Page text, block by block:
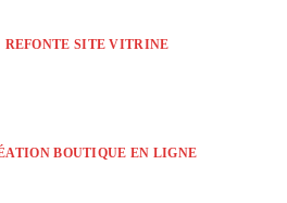
REFONTE SITE VITRINE
BOUTIQUE EN LIGNE